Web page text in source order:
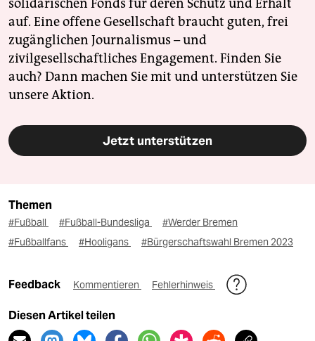
solidarischen Fonds für deren Schutz und Erhalt
auf. Eine offene Gesellschaft braucht guten, frei
zugänglichen Journalismus – und
zivilgesellschaftliches Engagement. Finden Sie
auch? Dann machen Sie mit und unterstützen Sie
unsere Aktion.
Jetzt unterstützen
Themen
#Fußball #Fußball-Bundesliga
#Werder Bremen
#Fußballfans
#Hooligans #Bürgerschaftswahl Bremen 2023
Feedback Kommentieren Fehlerhinweis
Diesen Artikel teilen